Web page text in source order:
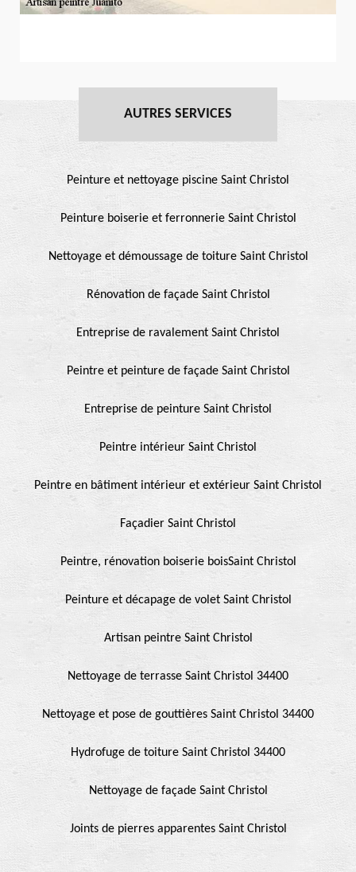
AUTRES SERVICES
Peinture et nettoyage piscine Saint Christol
Peinture boiserie et ferronnerie Saint Christol
Nettoyage et démoussage de toiture Saint Christol
Rénovation de façade Saint Christol
Entreprise de ravalement Saint Christol
Peintre et peinture de façade Saint Christol
Entreprise de peinture Saint Christol
Peintre intérieur Saint Christol
Peintre en bâtiment intérieur et extérieur Saint Christol
Façadier Saint Christol
Peintre, rénovation boiserie boisSaint Christol
Peinture et décapage de volet Saint Christol
Artisan peintre Saint Christol
Nettoyage de terrasse Saint Christol 34400
Nettoyage et pose de gouttières Saint Christol 34400
Hydrofuge de toiture Saint Christol 34400
Nettoyage de façade Saint Christol
Joints de pierres apparentes Saint Christol